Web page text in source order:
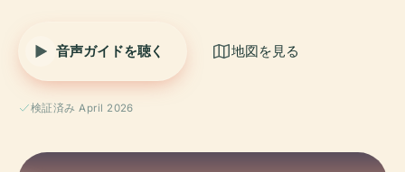
音声ガイドを聴く 地図を見る
検証済み April 2026